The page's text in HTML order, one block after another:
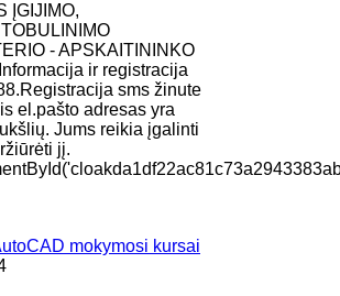
ĮGIJIMO,
- APSKAITININKO
ir registracija
sms žinute
el.pašto adresas yra
Jums reikia įgalinti
jį.
mokymosi kursai